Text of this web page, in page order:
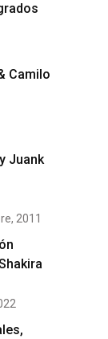
Camilo
Juank
2011